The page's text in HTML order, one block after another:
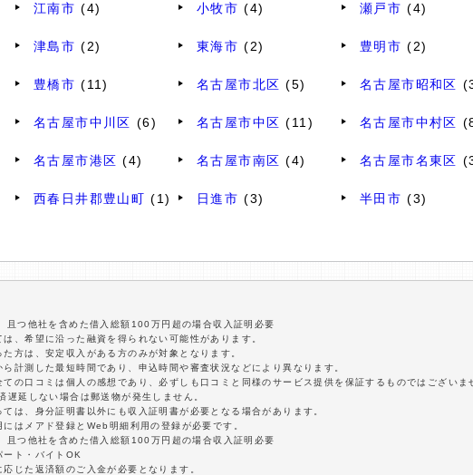
江南市 (4) 小牧市 (4) 瀬戸市 (4)
津島市 (2) 東海市 (2) 豊明市 (2)
豊橋市 (11) 名古屋市北区 (5) 名古屋市昭和区
名古屋市中川区 (6) 名古屋市中区 (11) 名古屋市中村区
名古屋市港区 (4) 名古屋市南区 (4) 名古屋市名東区
西春日井郡豊山町 (1) 日進市 (3) 半田市 (3)
且つ他社を含めた借入総額100万円超の場合収入証明必要
、希望に沿った融資を得られない可能性があります。
方は、安定収入がある方のみが対象となります。
計測した最短時間であり、申込時間や審査状況などにより異なります。
の口コミは個人の感想であり、必ずしも口コミと同様のサービス提供を保証するものではございま
延しない場合は郵送物が発生しません。
は、身分証明書以外にも収入証明書が必要となる場合があります。
はメアド登録とWeb明細利用の登録が必要です。
且つ他社を含めた借入総額100万円超の場合収入証明必要
ート・バイトOK
じた返済額のご入金が必要となります。